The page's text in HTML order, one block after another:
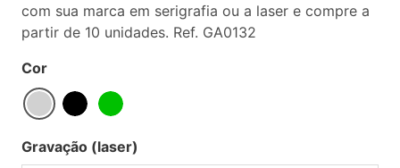
com sua marca em serigrafia ou a laser e compre a
partir de 10 unidades. Ref. GA0132
Cor
Gravação (laser)